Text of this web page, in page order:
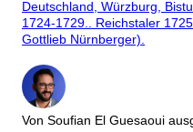
Deutschland, Würzburg,
1724-1729.. Reichstaler
Gottlieb Nürnberger).
Von Soufian El Guesaoui